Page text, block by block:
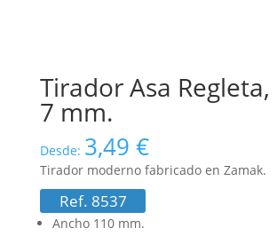
Tirador Asa Regleta,
7 mm.
Desde: 3,49 €
Tirador moderno fabricado en Zamak.
Ref. 8537
Ancho 110 mm.